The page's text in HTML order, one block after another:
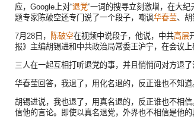
应，Google上对“退党”一词的搜寻立刻激增，在大
题专家陈破空还专门说了一个段子，嘲讽华春莹、胡
7月28日， 陈破空在视频中说段子，他说，中共高层
报》主编胡锡进和中共政治局常委王沪宁，在会议上
三人在一起互相打听退党的事，并且悄悄问对方退了
华春莹回答，我退了，用化名退的，反正谁也不知道
胡锡进说，我也退了，用真名退的，反正谁也不相
信他的言论。即使以真名退党，外界也不相信是他的